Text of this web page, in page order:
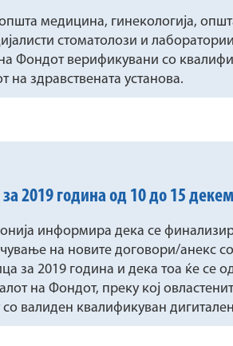
медицина, гинекологија,
стоматолози и
Фондот верификувани со
здравствената установа.
2019 година од 10 до 15
информира дека се
на новите договори/анекс
за 2019 година и дека тоа ќе се
на Фондот, преку кој
валиден квалификуван